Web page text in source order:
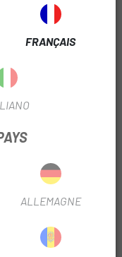
corrosion.
FRANÇAIS
ALLEMAGNE